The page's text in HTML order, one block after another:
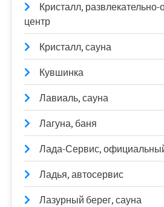
Кристалл,
центр
Кристалл, сауна
Кувшинка
Лавиаль, сауна
Лагуна, баня
Лада-Сервис,
Ладья, автосервис
Лазурный берег, сауна